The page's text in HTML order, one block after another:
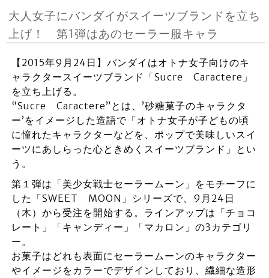
大人女子にバンダイがスイーツブランドを立ち
上げ！ 第1弾はあのセーラー服キャラ
【2015年9月24日】バンダイはオトナ女子向けのキ
ャラクタースイーツブランド「Sucre Caractere」
を立ち上げる。
“Sucre Caractere”とは、’砂糖菓子のキャラクタ
ー’をイメージした造語で「オトナ女子が子どもの頃
に憧れたキャラクターなどを、ポップで美味しいスイ
ーツにあしらった心ときめくスイーツブランド」とい
う。
第１弾は「美少女戦士セーラームーン」をモチーフに
した「SWEET MOON」シリーズで、9月24日
（木）から受注を開始する。ラインアップは「チョコ
レート」「キャンディー」「マカロン」の3カテゴリ
ー。
お菓子はどれも表面にセーラームーンのキャラクター
やイメージをカラーでデザインしており、繊細な造形